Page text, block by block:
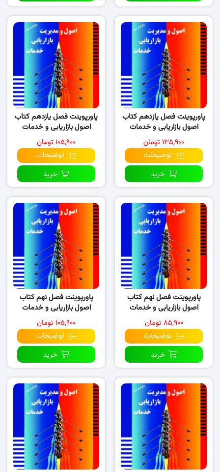
پاورپوینت فصل یازدهم کتاب
اصول بازاریابی و خدمات
(نسخه ۲)
۱۳۵,۹۰۰ تومان
توضیحات
خرید
پاورپوینت فصل یازدهم کتاب
اصول بازاریابی و خدمات
(نسخه ۱)
۱۰۵,۹۰۰ تومان
توضیحات
خرید
پاورپوینت فصل نهم کتاب
اصول بازاریابی و خدمات
(نسخه ۳)
۸۵,۹۰۰ تومان
توضیحات
خرید
پاورپوینت فصل نهم کتاب
اصول بازاریابی و خدمات
(نسخه ۲)
۱۰۵,۹۰۰ تومان
توضیحات
خرید